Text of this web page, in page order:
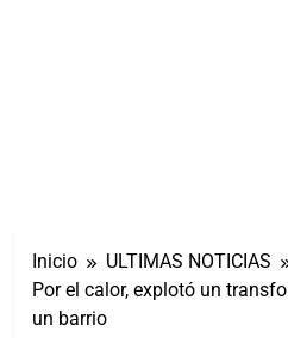
Inicio
ULTIMAS NOTICIAS
Por el calor, explotó un
un barrio